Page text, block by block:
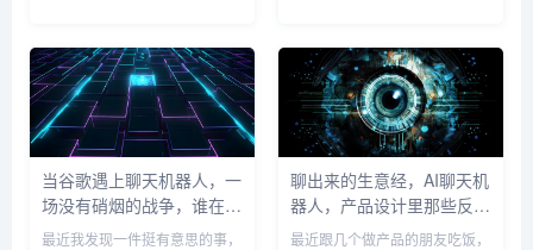
和平台真的不少，有的门槛低到
几乎点点鼠标就能用，有的则留
给开发者更多折腾的空间，如果
你也...
面上那些机器人，名字不是带个
“Bot”尾巴，就是硬凑个“智能”、
“小X”、“助理”，听...
当谷歌遇上聊天机器人，一
场没有硝烟的战争，谁在悄
悄改变你的搜索习惯？
最近我发现一件挺有意思的事，
聊出来的生意经，AI聊天机
器人，产品设计里那些反常
识的门道
最近跟几个做产品的朋友吃饭，